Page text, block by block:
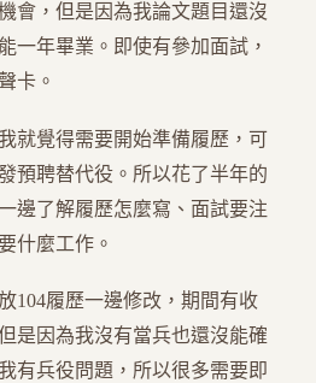
會，但是因為我論文題目還沒
一年畢業。即使有參加面試，
卡。
就覺得需要開始準備履歷，可
預聘替代役。所以花了半年的
邊了解履歷怎麼寫、面試要注
什麼工作。
104履歷一邊修改，期間有收
是因為我沒有當兵也還沒能確
有兵役問題，所以很多需要即